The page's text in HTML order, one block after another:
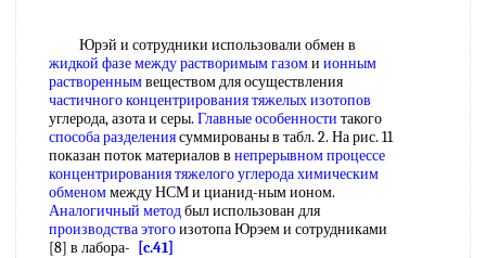
Юрэй и сотрудники использовали обмен в
жидкой фазе междурастворимым газоми ионным
раствореннымвеществом для осуществления
частичного концентрированиятяжелых изотопов
углерода, азота и серы. Главные особенности такого
способа разделениясуммированы в табл. 2. На рис. 11
показан поток материалов в непрерывном процессе
концентрирования тяжелогоуглерода химическим
обменоммежду НСМ и цианид-ным ионом.
Аналогичный методбыл использован для
производства этогоизотопа Юрэем и сотрудниками
[8] в лабора-
[c.41]